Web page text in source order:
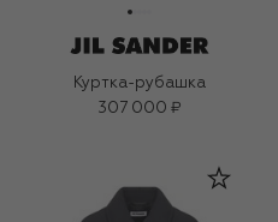
Куртка-рубашка
307 000 ₽